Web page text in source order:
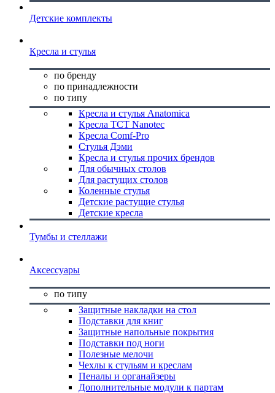
Детские комплекты
Кресла и стулья
по бренду
по принадлежности
по типу
Кресла и стулья Anatomica
Кресла TCT Nanotec
Кресла Comf-Pro
Стулья Дэми
Кресла и стулья прочих брендов
Для обычных столов
Для растущих столов
Коленные стулья
Детские растущие стулья
Детские кресла
Тумбы и стеллажи
Аксессуары
по типу
Защитные накладки на стол
Подставки для книг
Защитные напольные покрытия
Подставки под ноги
Полезные мелочи
Чехлы к стульям и креслам
Пеналы и органайзеры
Дополнительные модули к партам